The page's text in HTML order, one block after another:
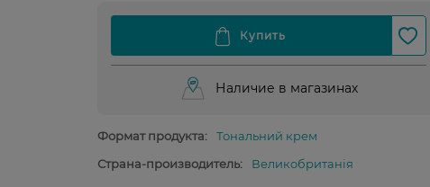
Наличие в магазинах
Формат продукта:
Тональний крем
Страна-производитель:
Великобританія